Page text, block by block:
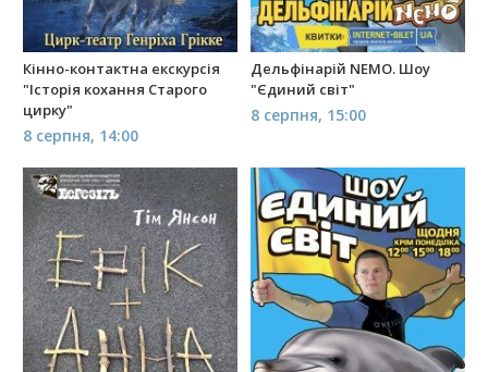
Кінно-контактна екскурсія
"Історія кохання Старого
цирку"
8 серпня, 14:00
Дельфінарій NEMO. Шоу
"Єдиний світ"
8 серпня, 15:00